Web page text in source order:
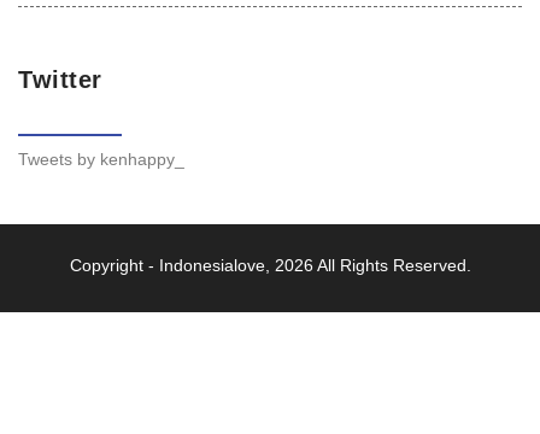
Twitter
Tweets by kenhappy_
Copyright - Indonesialove, 2026 All Rights Reserved.